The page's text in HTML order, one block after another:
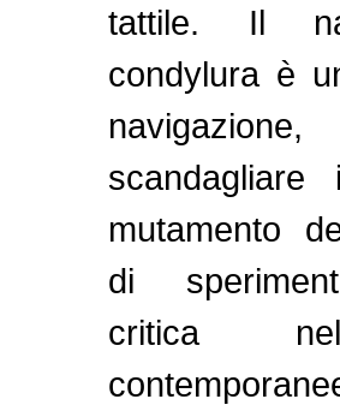
tattile. Il
condylura è
scandagliare
mutamento
di
critica